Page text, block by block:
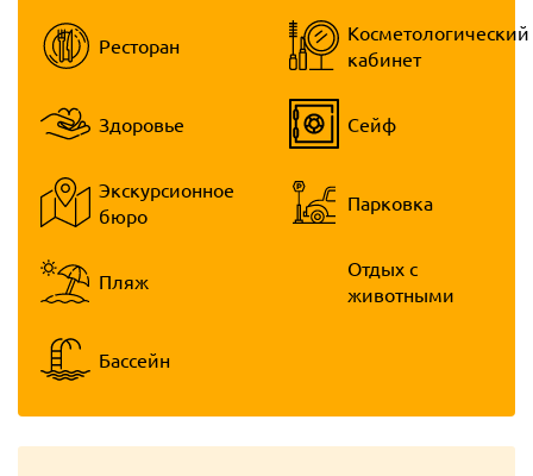
Ресторан
Косметологический
кабинет
Здоровье Сейф
Экскурсионное
бюро
Парковка
Пляж
Отдых с
животными
Бассейн